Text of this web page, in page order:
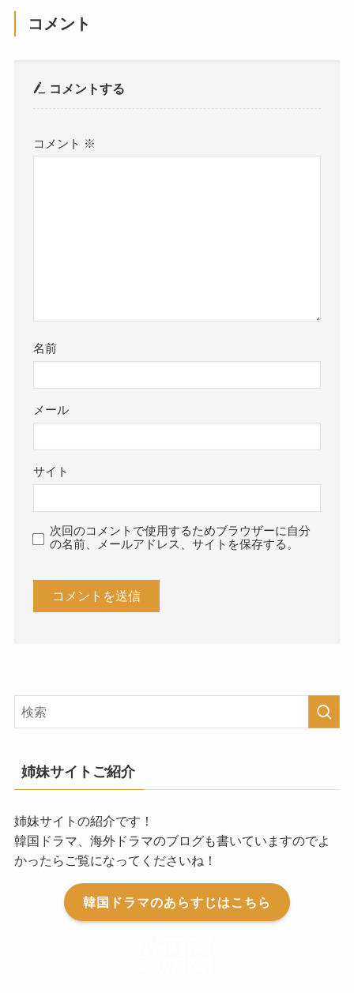
コメント
コメントする
コメント ※
名前
メール
サイト
次回のコメントで使用するためブラウザーに自分
の名前、メールアドレス、サイトを保存する。
姉妹サイトご紹介
姉妹サイトの紹介です！
韓国ドラマ、海外ドラマのブログも書いていますのでよ
かったらご覧になってくださいね！
韓国ドラマのあらすじはこちら